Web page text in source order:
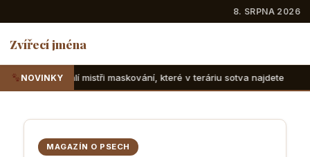
8. SRPNA 2026
Zvířecí jména
NOVINKYkteré v teráriu sotva najdete Suchozemské
MAGAZÍN O PSECH